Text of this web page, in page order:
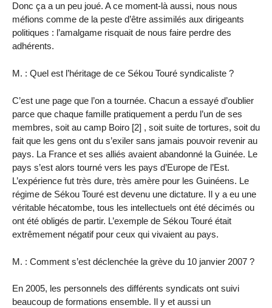
Donc ça a un peu joué. A ce moment-là aussi, nous nous
méfions comme de la peste d’être assimilés aux dirigeants
politiques : l’amalgame risquait de nous faire perdre des
adhérents.
M. : Quel est l’héritage de ce Sékou Touré syndicaliste ?
C’est une page que l’on a tournée. Chacun a essayé d’oublier
parce que chaque famille pratiquement a perdu l’un de ses
membres, soit au camp Boiro [2] , soit suite de tortures, soit du
fait que les gens ont du s’exiler sans jamais pouvoir revenir au
pays. La France et ses alliés avaient abandonné la Guinée. Le
pays s’est alors tourné vers les pays d’Europe de l’Est.
L’expérience fut très dure, très amère pour les Guinéens. Le
régime de Sékou Touré est devenu une dictature. Il y a eu une
véritable hécatombe, tous les intellectuels ont été décimés ou
ont été obligés de partir. L’exemple de Sékou Touré était
extrêmement négatif pour ceux qui vivaient au pays.
M. : Comment s’est déclenchée la grève du 10 janvier 2007 ?
En 2005, les personnels des différents syndicats ont suivi
beaucoup de formations ensemble. Il y et aussi un